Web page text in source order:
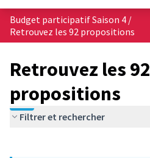
Budget participatif Saison 4 /
Retrouvez les 92 propositions
Retrouvez les 92
propositions
Filtrer et rechercher